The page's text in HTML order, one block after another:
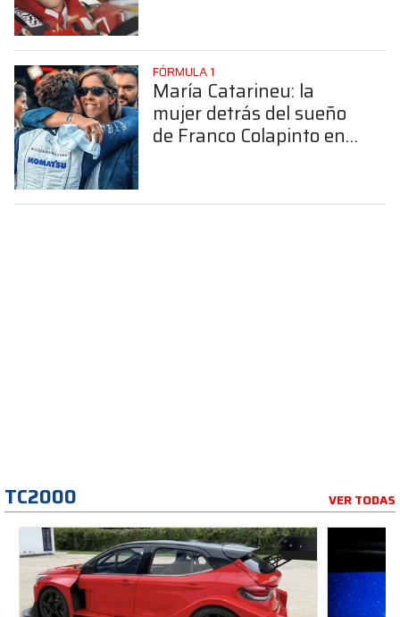
FÓRMULA 1
María Catarineu: la
mujer detrás del sueño
de Franco Colapinto en
TC2000 VER TODAS